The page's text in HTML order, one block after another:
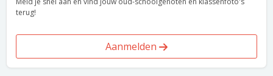
terug!
Aanmelden